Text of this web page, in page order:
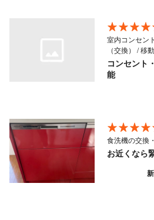
室内コンセン
（交換） / 移動
コンセント
能
食洗機の交換
お近くなら